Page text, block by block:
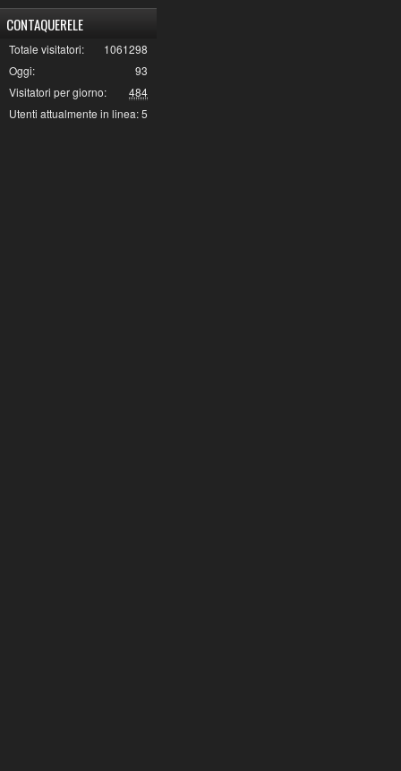
CONTAQUERELE
1061298
Totale visitatori:
93
Oggi:
484
Visitatori per giorno:
5
Utenti attualmente in linea: